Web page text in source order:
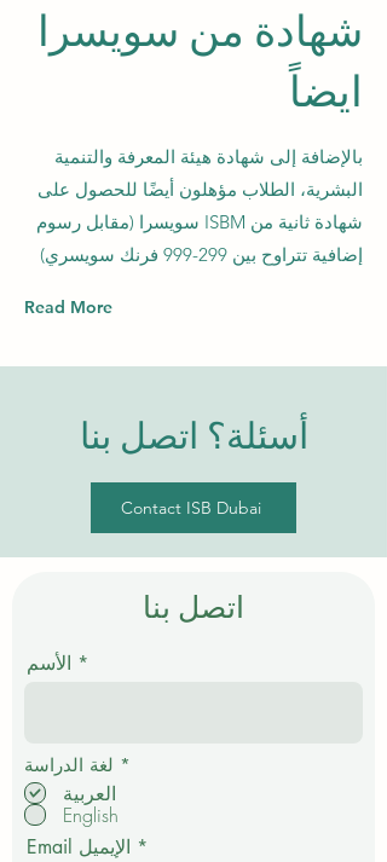
شهادة من سويسرا
ايضاً
بالإضافة إلى شهادة هيئة المعرفة والتنمية
البشرية، الطلاب مؤهلون أيضًا للحصول على
شهادة ثانية من ISBM سويسرا (مقابل رسوم
إضافية تتراوح بين 299-999 فرنك سويسري)
Read More
أسئلة؟ اتصل بنا
Contact ISB Dubai
اتصل بنا
الأسم
لغة الدراسة *
م
العربية
English
Email الإيميل